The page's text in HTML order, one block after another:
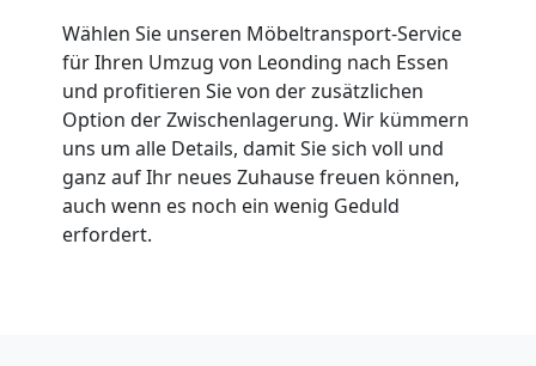
Wählen Sie unseren Möbeltransport-Service
für Ihren Umzug von Leonding nach Essen
und profitieren Sie von der zusätzlichen
Option der Zwischenlagerung. Wir kümmern
uns um alle Details, damit Sie sich voll und
ganz auf Ihr neues Zuhause freuen können,
auch wenn es noch ein wenig Geduld
erfordert.